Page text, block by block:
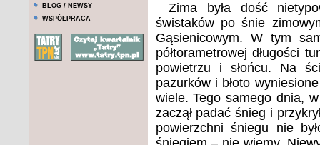
BLOG / NEWSY
WSPÓŁPRACA
Zima była dość
świstaków po śnie
Gąsienicowym. W tym
półtorametrowej długości
powietrzu i słońcu. Na
pazurków i błoto
wiele. Tego samego dnia,
zaczął padać śnieg i
powierzchni śniegu nie